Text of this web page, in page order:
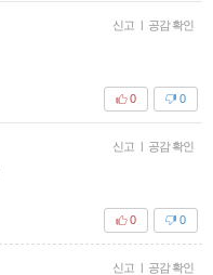
신고 | 공감 확인
0
0
신고 | 공감 확인
0
0
신고 | 공감 확인